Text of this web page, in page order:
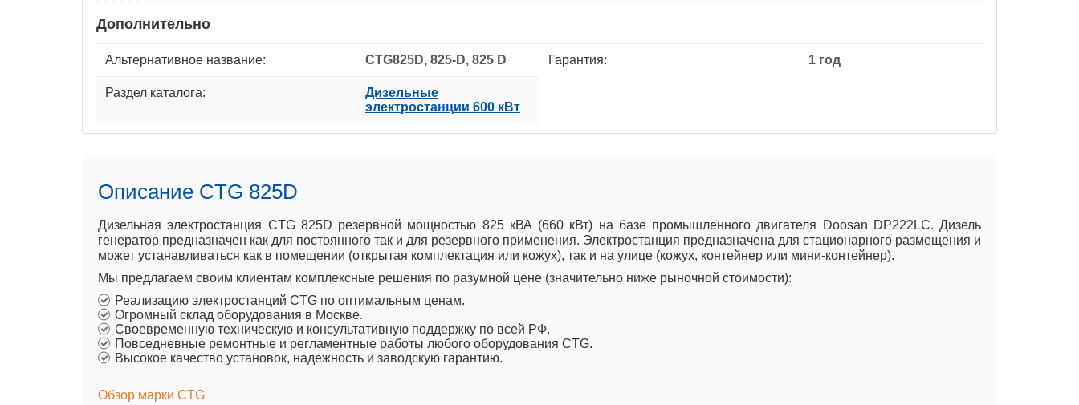
Дополнительно
Альтернативное название: CTG825D, 825-D, 825 D Гарантия: 1 год
Раздел каталога:
Дизельные
электростанции 600 кВт
Описание CTG 825D
Дизельная электростанция CTG 825D резервной мощностью 825 кВА (660 кВт) на базе промышленного двигателя Doosan DP222LC. Дизель
генератор предназначен как для постоянного так и для резервного применения. Электростанция предназначена для стационарного размещения и
может устанавливаться как в помещении (открытая комплектация или кожух), так и на улице (кожух, контейнер или мини-контейнер).
Мы предлагаем своим клиентам комплексные решения по разумной цене (значительно ниже рыночной стоимости):
Реализацию электростанций CTG по оптимальным ценам.
Огромный склад оборудования в Москве.
Своевременную техническую и консультативную поддержку по всей РФ.
Повседневные ремонтные и регламентные работы любого оборудования CTG.
Высокое качество установок, надежность и заводскую гарантию.
Обзор марки CTG